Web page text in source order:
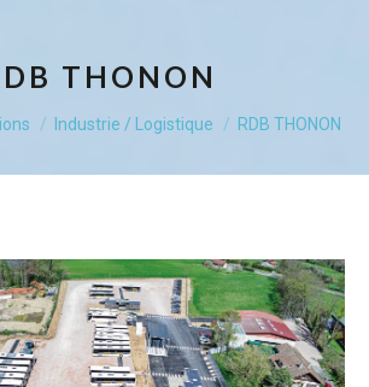
THONON
Industrie / Logistique RDB THONON